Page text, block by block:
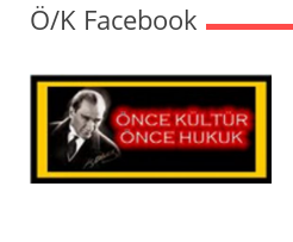
Ö/K Facebook